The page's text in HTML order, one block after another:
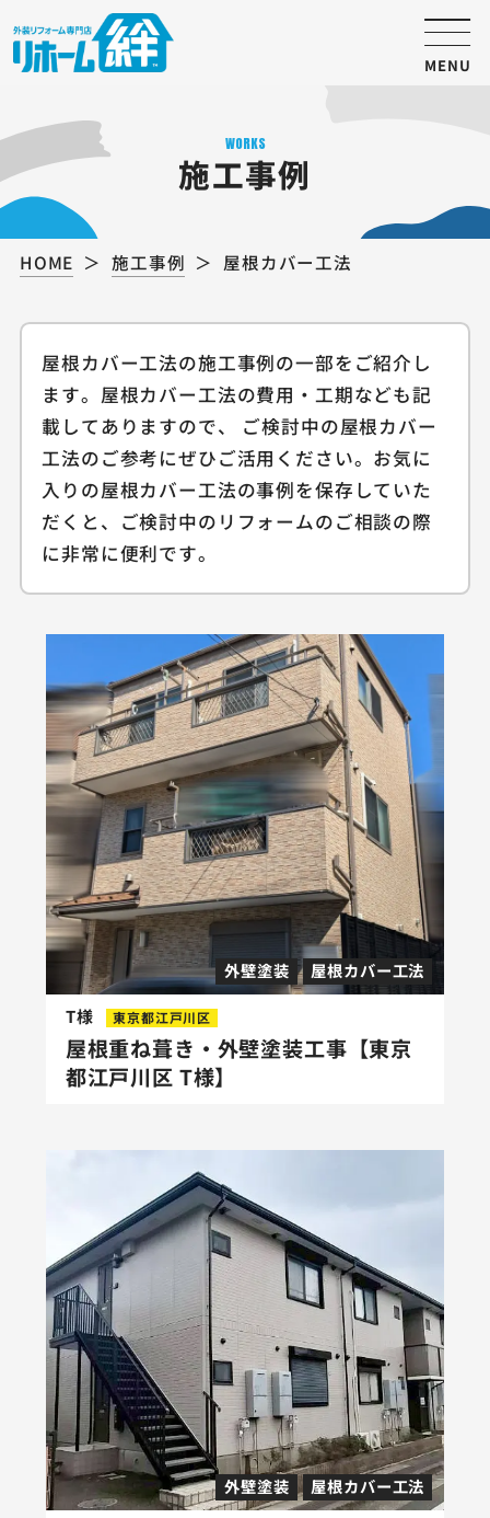
MENU
WORKS
施工事例
HOME 施工事例 屋根カバー工法
屋根カバー工法の施工事例の一部をご紹介し
ます。屋根カバー工法の費用・工期なども記
載してありますので、 ご検討中の屋根カバー
工法のご参考にぜひご活用ください。お気に
入りの屋根カバー工法の事例を保存していた
だくと、ご検討中のリフォームのご相談の際
に非常に便利です。
外壁塗装 屋根カバー工法
T様 東京都江戸川区
屋根重ね葺き・外壁塗装工事【東京
都江戸川区 T様】
外壁塗装 屋根カバー工法